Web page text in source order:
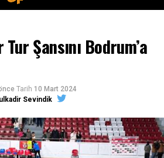
Şansını Bodrum’a
Tarih 10 Mart 2024
Sevindik